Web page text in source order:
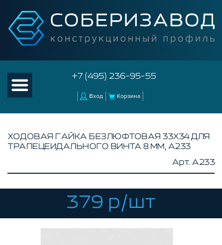
+7 (495) 236-95-55
Вход Корзина
КОНСТРУКЦИОННЫЙ ПРОФИЛЬ
КОМПЛЕКТУЮЩИЕ К ЧПУ
АКСЕССУАРЫ ДЛЯ V-ПАЗА
ХОДОВАЯ ГАЙКА БЕЗЛЮФТОВАЯ 33X34 ДЛЯ
ТРАПЕЦЕИДАЛЬНОГО ВИНТА 8 ММ, A233
Арт. A233
379 р/шт